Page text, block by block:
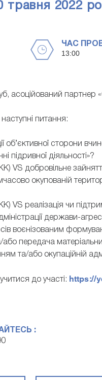
травня 2022
ЧАС
13:00
асоційований
наступні питання:
об’єктивної сторони
підривної діяльності»?
VS добровільне
окупованій
VS реалізація чи
держави-
воєнізованим
або передача
та/або окупаційній
до участі: https://
: